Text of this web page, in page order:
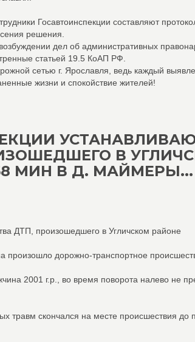
Госавтоинспекции составляют
решения.
дел об административных
статьей 19.5 КоАП РФ.
сетью г. Ярославля, ведь каждый
жизни и спокойствие жителей!
В
МИН В Д. МАЙМЕРЫ...
ДТП, произошедшего в Угличском районе
дорожно-транспортное
2001 г.р., во время поворота налево не
травм скончался на месте происшествия до